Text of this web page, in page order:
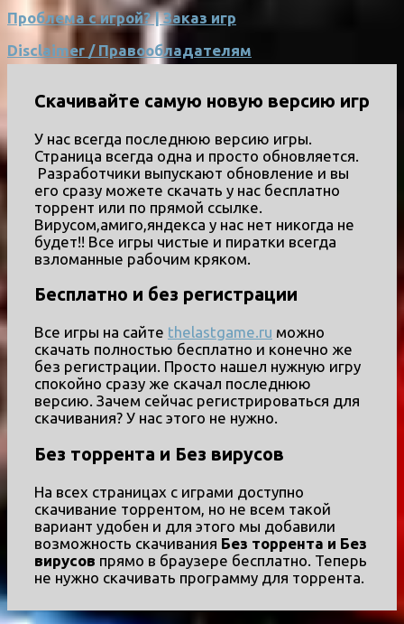
Проблема с игрой? | Заказ игр
Disclaimer / Правообладателям
Скачивайте самую новую версию игр
У нас всегда последнюю версию игры.
Страница всегда одна и просто обновляется.
Разработчики выпускают обновление и вы
его сразу можете скачать у нас бесплатно
торрент или по прямой ссылке.
Вирусом,амиго,яндекса у нас нет никогда не
будет!! Все игры чистые и пиратки всегда
взломанные рабочим кряком.
Бесплатно и без регистрации
Все игры на сайте thelastgame.ru можно
скачать полностью бесплатно и конечно же
без регистрации. Просто нашел нужную игру
спокойно сразу же скачал последнюю
версию. Зачем сейчас регистрироваться для
скачивания? У нас этого не нужно.
Без торрента и Без вирусов
На всех страницах с играми доступно
скачивание торрентом, но не всем такой
вариант удобен и для этого мы добавили
возможность скачивания Без торрента и Без
вирусов прямо в браузере бесплатно. Теперь
не нужно скачивать программу для торрента.